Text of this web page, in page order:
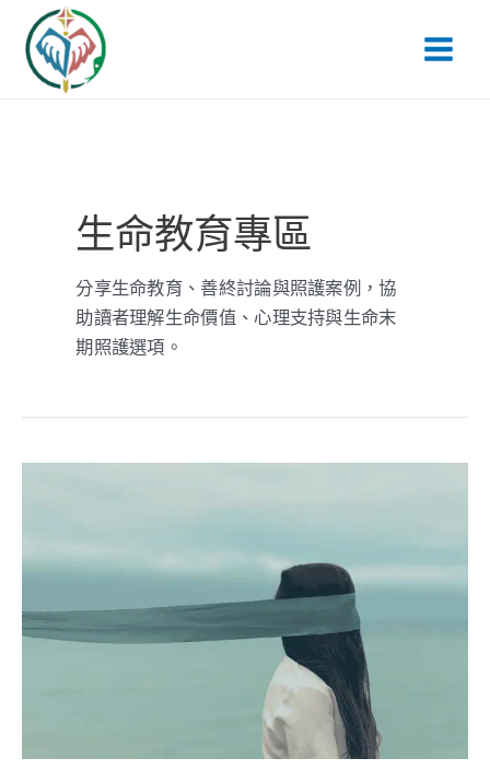
Menu
生命教育專區
分享生命教育、善終討論與照護案例，協
助讀者理解生命價值、心理支持與生命末
期照護選項。
後
不
章
分